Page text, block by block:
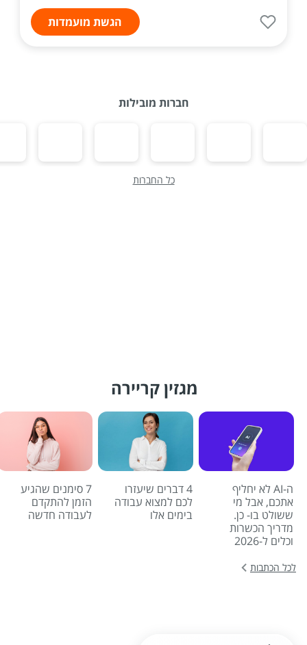
הגשת מועמדות
חברות מובילות
כל החברות
מגזין קריירה
ה-AI לא יחליף
אתכם, אבל מי
ששולט בו- כן.
מדריך הכשרות
וכלים ל-2026
4 דברים שיעזרו
לכם למצוא עבודה
בימים אלו
7 סימנים שהגיע
הזמן להתקדם
לעבודה חדשה
לכל הכתבות